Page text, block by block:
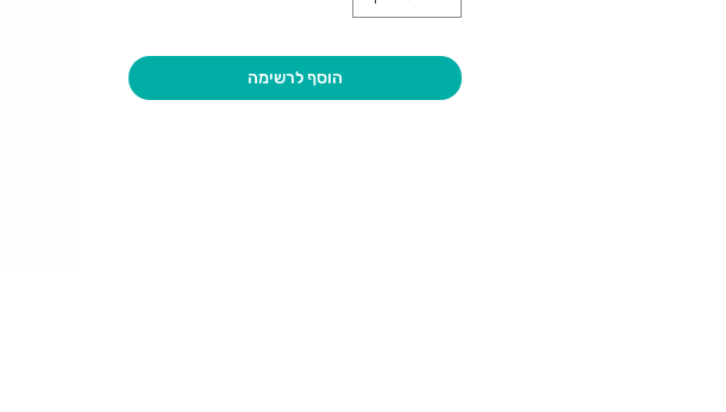
משתתפים:4
מי המנצח
המנצח הוא המשתתף אשר צבר את הניקוד
הוסף לרשימה